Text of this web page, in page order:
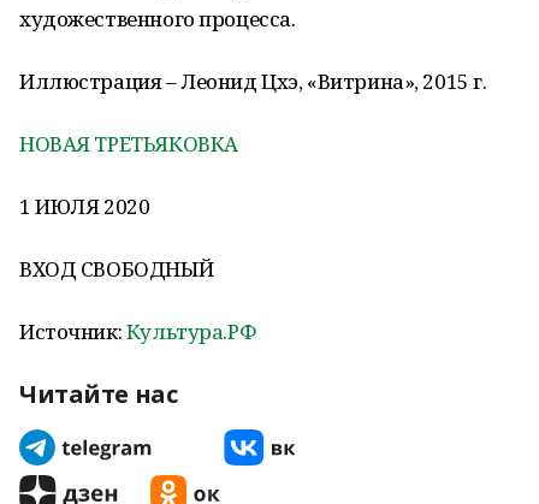
художественного процесса.
Иллюстрация – Леонид Цхэ, «Витрина», 2015 г.
НОВАЯ ТРЕТЬЯКОВКА
1 ИЮЛЯ 2020
ВХОД СВОБОДНЫЙ
Источник:Культура.РФ
Читайте нас